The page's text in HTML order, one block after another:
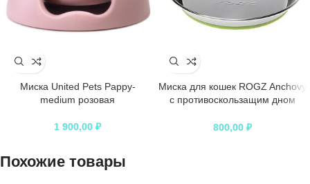
Миска United Pets Pappy-
medium розовая
1 900,00 ₽
Миска для кошек ROGZ Anchovy
с противоскользащим дном
800,00 ₽
Похожие товары